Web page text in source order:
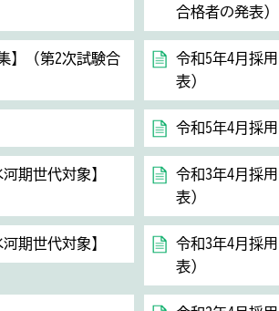
合格者の発表）
】（第2次試験合
令和5年4月採
表）
令和5年4月採
期世代対象】
令和3年4月採
表）
期世代対象】
令和3年4月採
表）